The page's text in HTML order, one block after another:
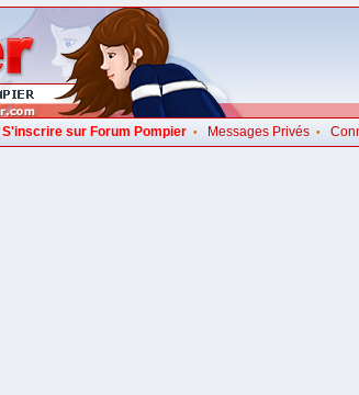
S'inscrire sur Forum Pompier• Messages Privés•